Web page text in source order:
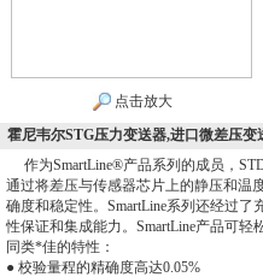
点击放大
霍尼韦尔STG压力变送器,进口微差压变
作为SmartLine®产品系列的成员，
通过将差压与传感器芯片上的静压和温
确度和稳定性。SmartLine系列还经过
性保证和集成能力。SmartLine产品可
同类*佳的特性：
● 校验量程的精确度高达0.05%